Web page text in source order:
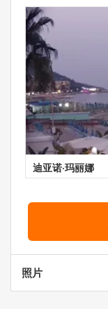
迪亚诺·玛丽娜
照片